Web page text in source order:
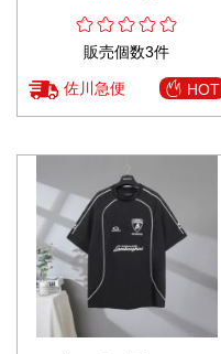
販売個数3件
佐川急便 HOT